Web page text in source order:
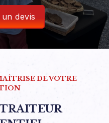
devis
DE VOTRE